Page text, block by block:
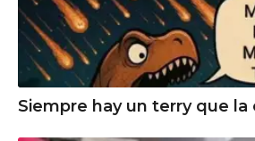
Siempre hay un terry que la